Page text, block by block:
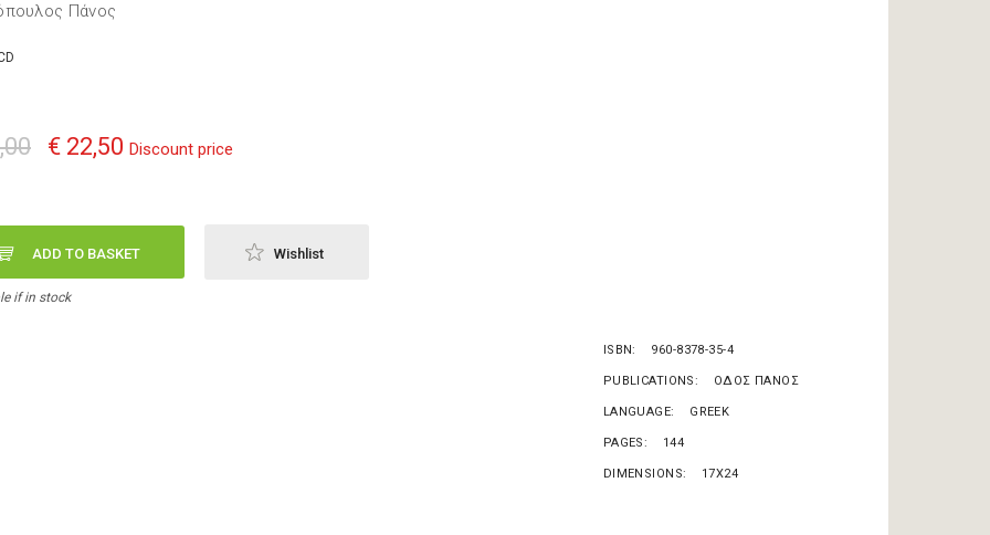
Πάνος
€ 22,50 Discount price
ADD TO BASKET Wishlist
if in stock
ISBN 960-8378-35-4
PUBLICATIONS ΟΔΟΣ ΠΑΝΟΣ
LANGUAGE GREEK
PAGES 144
DIMENSIONS 17X24